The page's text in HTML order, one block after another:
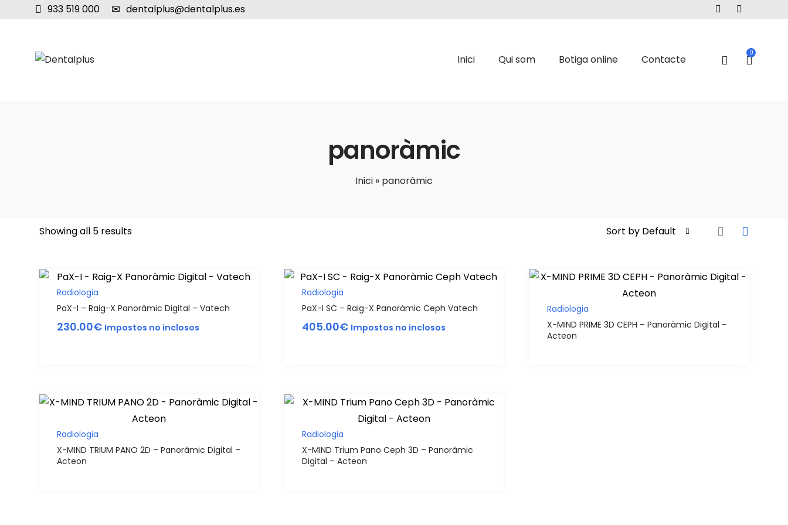
933 519 000 dentalplus@dentalplus.es
Inici Qui som Botiga online Contacte
0
panoràmic
Inici » panoràmic
Showing all 5 results Sort by Default
Radiologia
PaX-I – Raig-X Panoràmic Digital – Vatech
230.00€ Impostos no inclosos
Radiologia
PaX-I SC – Raig-X Panoràmic Ceph Vatech
405.00€ Impostos no inclosos
Radiologia
X-MIND PRIME 3D CEPH – Panoràmic Digital –
Acteon
Radiologia
X-MIND TRIUM PANO 2D – Panoràmic Digital –
Acteon
Radiologia
X-MIND Trium Pano Ceph 3D – Panoràmic
Digital – Acteon